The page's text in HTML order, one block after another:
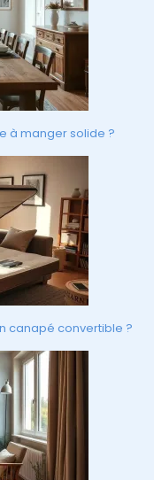
à manger solide ?
canapé convertible ?